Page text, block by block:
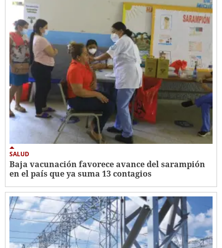
SALUD
Baja vacunación favorece avance del sarampión
en el país que ya suma 13 contagios